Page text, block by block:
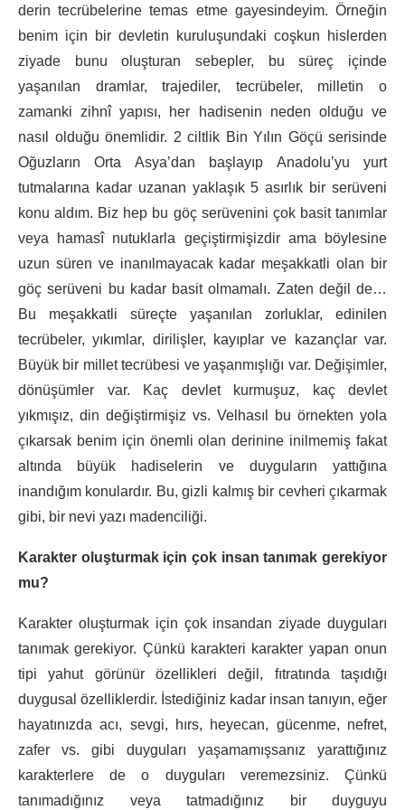
derin tecrübelerine temas etme gayesindeyim. Örneğin
benim için bir devletin kuruluşundaki coşkun hislerden
ziyade bunu oluşturan sebepler, bu süreç içinde
yaşanılan dramlar, trajediler, tecrübeler, milletin o
zamanki zihnî yapısı, her hadisenin neden olduğu ve
nasıl olduğu önemlidir. 2 ciltlik Bin Yılın Göçü serisinde
Oğuzların Orta Asya’dan başlayıp Anadolu’yu yurt
tutmalarına kadar uzanan yaklaşık 5 asırlık bir serüveni
konu aldım. Biz hep bu göç serüvenini çok basit tanımlar
veya hamasî nutuklarla geçiştirmişizdir ama böylesine
uzun süren ve inanılmayacak kadar meşakkatli olan bir
göç serüveni bu kadar basit olmamalı. Zaten değil de…
Bu meşakkatli süreçte yaşanılan zorluklar, edinilen
tecrübeler, yıkımlar, dirilişler, kayıplar ve kazançlar var.
Büyük bir millet tecrübesi ve yaşanmışlığı var. Değişimler,
dönüşümler var. Kaç devlet kurmuşuz, kaç devlet
yıkmışız, din değiştirmişiz vs. Velhasıl bu örnekten yola
çıkarsak benim için önemli olan derinine inilmemiş fakat
altında büyük hadiselerin ve duyguların yattığına
inandığım konulardır. Bu, gizli kalmış bir cevheri çıkarmak
gibi, bir nevi yazı madenciliği.
Karakter oluşturmak için çok insan tanımak gerekiyor
mu?
Karakter oluşturmak için çok insandan ziyade duyguları
tanımak gerekiyor. Çünkü karakteri karakter yapan onun
tipi yahut görünür özellikleri değil, fıtratında taşıdığı
duygusal özelliklerdir. İstediğiniz kadar insan tanıyın, eğer
hayatınızda acı, sevgi, hırs, heyecan, gücenme, nefret,
zafer vs. gibi duyguları yaşamamışsanız yarattığınız
karakterlere de o duyguları veremezsiniz. Çünkü
tanımadığınız veya tatmadığınız bir duyguyu